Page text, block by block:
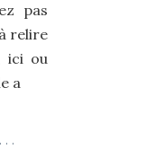
pas
relire
ici ou
a